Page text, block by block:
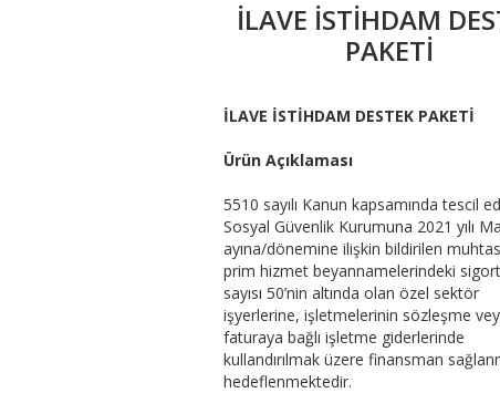
İLAVE İSTİHDAM
PAKETİ
İLAVE İSTİHDAM DESTEK PAKETİ
Ürün Açıklaması
5510 sayılı Kanun kapsamında tescil
Sosyal Güvenlik Kurumuna 2021 yılı
ayına/dönemine ilişkin bildirilen
prim hizmet beyannamelerindeki
sayısı 50’nin altında olan özel sektör
işyerlerine, işletmelerinin sözleşme
faturaya bağlı işletme giderlerinde
kullandırılmak üzere finansman
hedeflenmektedir.